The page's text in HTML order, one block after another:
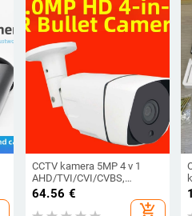
CCTV kamera 5MP 4 v 1
AHD/TVI/CVI/CVBS,
Day/Night, 1080p, kovové
puzdro
64.56 €
add_shopping_cart